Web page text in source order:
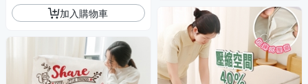
加入購物車